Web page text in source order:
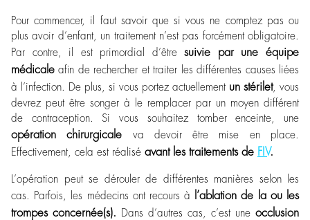
Pour commencer, il faut savoir que si vous ne comptez pas ou
plus avoir d’enfant, un traitement n’est pas forcément obligatoire.
Par contre, il est primordial d’êtresuivie par une équipe
médicale afin de rechercher et traiter les différentes causes liées
à l’infection. De plus, si vous portez actuellement un stérilet, vous
devrez peut être songer à le remplacer par un moyen différent
de contraception. Si vous souhaitez tomber enceinte, une
opération chirurgicale va devoir être mise en place.
Effectivement, cela est réalisé avant les traitements de FIV.
L’opération peut se dérouler de différentes manières selon les
cas. Parfois, les médecins ont recours à
l’ablation de la ou les
trompes concernée(s). Dans d’autres cas, c’est une occlusion